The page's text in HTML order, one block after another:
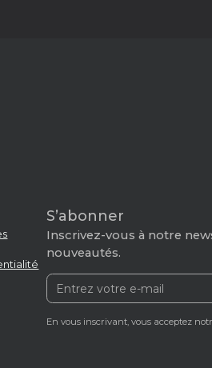
S’abonner
Inscrivez-vous à notre
nouveautés.
En vous inscrivant, vous acceptez